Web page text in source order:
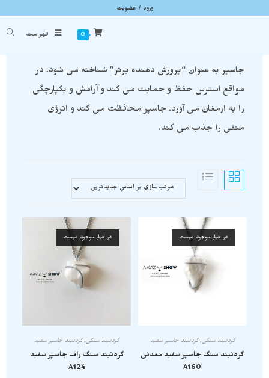
ورود / عضویت
0 فهرست گردنبند جاسپر سفید
جاسپر به عنوان “پرورش دهنده برتر” شناخته می شود. در
مواقع استرس حفظ و حمایت می کند و آرامش و یکپارچگی
را به ارمغان می آورد. جاسپر محافظت می کند و انرژی
منفی را جذب می کند.
در انبار موجود نیست
گردنبند سنگی,گردنبند جاسپر سفید
گردنبند سنگ جاسپر سفید معدنی
A160
در انبار موجود نیست
گردنبند سنگی, گردنبند جاسپر سفید
گردنبند سنگ راف جاسپر سفید
A124